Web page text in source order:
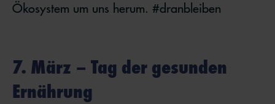
Ökosystem um uns herum. #dranbleiben
7. März – Tag der gesunden
Ernährung